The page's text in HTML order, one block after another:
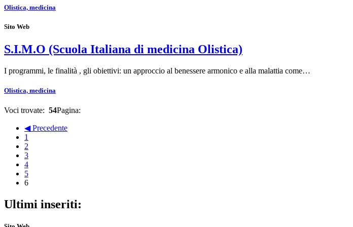
Olistica, medicina
Sito Web
S.I.M.O (Scuola Italiana di medicina Olistica)
I programmi, le finalità , gli obiettivi: un approccio al benessere armonico e alla malattia come…
Olistica, medicina
Voci trovate: 54Pagina:
◀ Precedente
1
2
3
4
5
6
Ultimi inseriti: